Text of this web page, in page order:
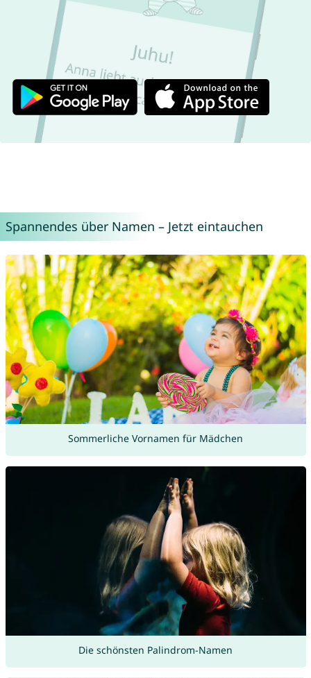
Spannendes über Namen – Jetzt eintauchen
Sommerliche Vornamen für Mädchen
Die schönsten Palindrom-Namen